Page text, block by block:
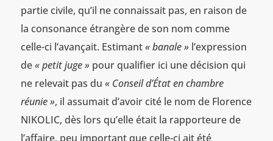
partie civile, qu’il ne connaissait pas, en raison de
la consonance étrangère de son nom comme
celle-ci l’avançait. Estimant« banale » l’expression
de« petit juge » pour qualifier ici une décision qui
ne relevait pas du « Conseil d’État en chambre
réunie », il assumait d’avoir cité le nom de Florence
NIKOLIC, dès lors qu’elle était la rapporteure de
l’affaire, peu important que celle-ci ait été